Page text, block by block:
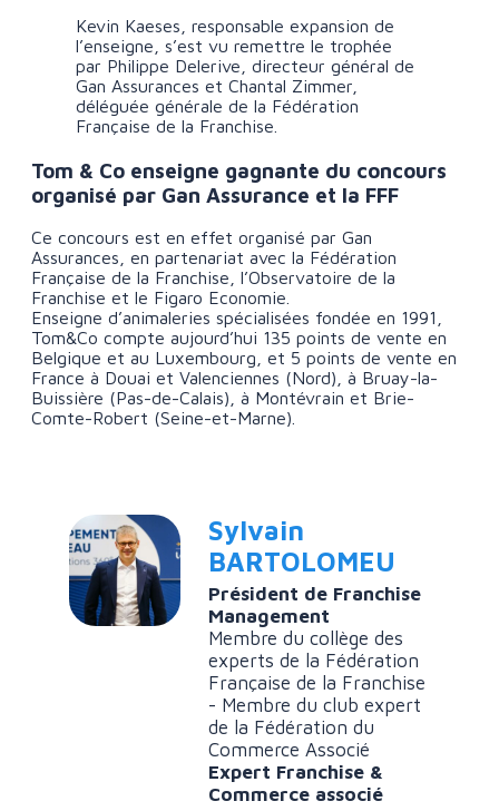
Kevin Kaeses, responsable expansion de
l’enseigne, s’est vu remettre le trophée
par Philippe Delerive, directeur général de
Gan Assurances et Chantal Zimmer,
déléguée générale de la Fédération
Française de la Franchise.
Tom & Co enseigne gagnante du concours
organisé par Gan Assurance et la FFF
Ce concours est en effet organisé par Gan
Assurances, en partenariat avec la Fédération
Française de la Franchise, l’Observatoire de la
Franchise et le Figaro Economie.
Enseigne d’animaleries spécialisées fondée en 1991,
Tom&Co compte aujourd’hui 135 points de vente en
Belgique et au Luxembourg, et 5 points de vente en
France à Douai et Valenciennes (Nord), à Bruay-la-
Buissière (Pas-de-Calais), à Montévrain et Brie-
Comte-Robert (Seine-et-Marne).
Sylvain
BARTOLOMEU
Président de Franchise
Management
Membre du collège des
experts de la Fédération
Française de la Franchise
- Membre du club expert
de la Fédération du
Commerce Associé
Expert Franchise &
Commerce associé